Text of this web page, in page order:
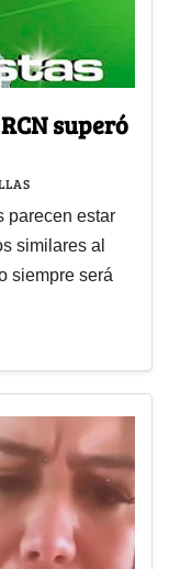
superó
parecen estar
similares al
siempre será